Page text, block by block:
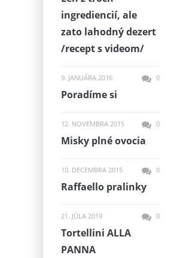
ingrediencií, ale
zato lahodný dezert
/recept s videom/
9. JANUÁRA 2016 0
Poradíme si
12. NOVEMBRA 2015 0
Misky plné ovocia
10. DECEMBRA 2015 0
Raffaello pralinky
21. JÚLA 2019 0
Tortellini ALLA
PANNA